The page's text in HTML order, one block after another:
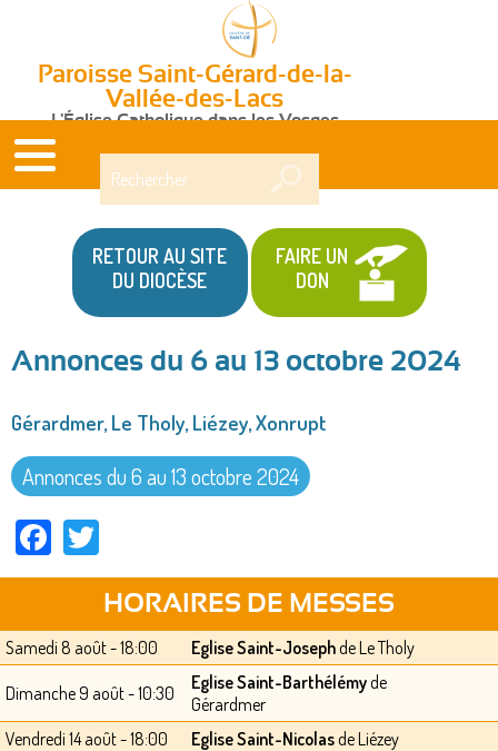
Paroisse Saint-Gérard-de-la-
Vallée-des-Lacs
L'Église Catholique dans les Vosges
RETOUR AU SITE
DU DIOCÈSE
FAIRE UN
DON
êtes
ici
Annonces du 6 au 13 octobre 2024
Gérardmer, Le Tholy, Liézey, Xonrupt
Annonces du 6 au 13 octobre 2024
Facebook
HORAIRES DE MESSES
Samedi 8 août - 18:00 Eglise Saint-Josephde Le Tholy
Dimanche 9 août - 10:30 Eglise Saint-Barthélémyde
Gérardmer
Vendredi 14 août - 18:00
Eglise Saint-Nicolasde Liézey